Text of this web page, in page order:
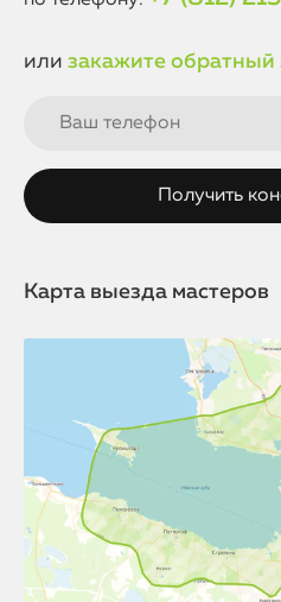
или закажите обратный
Карта выезда мастеров